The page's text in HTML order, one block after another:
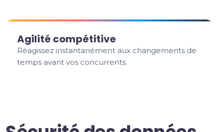
Agilité compétitive
Réagissez instantanément aux changements de
temps avant vos concurrents.